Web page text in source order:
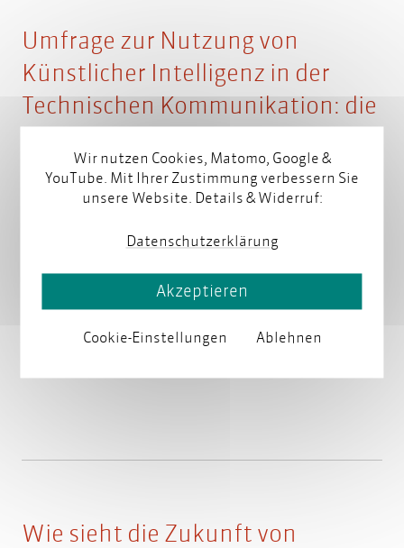
Umfrage zur Nutzung von
Künstlicher Intelligenz in der
Technischen Kommunikation: die
vonparsonam 07. März 2025
Künstliche Intelligenz kann dabei helfen, Inhalte zu
erstellen, zu organisieren und gezielt abzurufen.
Doch welche Aufgaben sind besonders geeignet für
der Technischen Kommunikation?
Weiterlesen
Wie sieht die Zukunft von
Wir nutzen Cookies, Matomo, Google &
YouTube. Mit Ihrer Zustimmung verbessern Sie
unsere Website. Details & Widerruf:
Datenschutzerklärung
Cookie-Einstellungen Ablehnen
Akzeptieren